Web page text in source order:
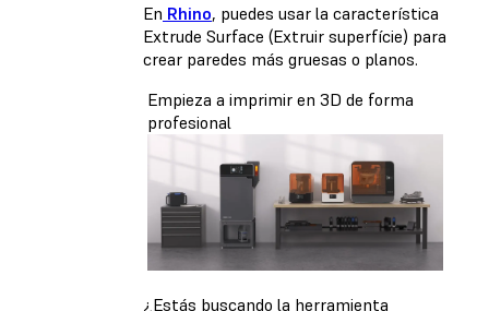
En Rhino, puedes usar la característica
Extrude Surface (Extruir superfície) para
crear paredes más gruesas o planos.
Empieza a imprimir en 3D de forma
profesional
¿Estás buscando la herramienta